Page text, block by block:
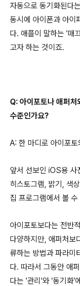
자동으로 동기화된다
동시에 아이폰과 아이
다. 애플이 말하는 '매
고자 하는 것이죠.
Q: 아이포토나 애퍼처
수준인가요?
A: 한 마디로 아이포
앞서 선보인 iOS용 사
히스토그램, 밝기, 색
집 프로그램에서 볼
아이포토보다는 전반
다양하지만, 애퍼처보
류하는 방법과 파라미
다. 따라서 그동안 애
다는 '관리'와 '동기화'